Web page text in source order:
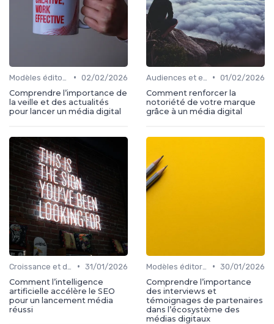
• 02/02/2026
Comprendre l’importance de
la veille et des actualités
pour lancer un média digital
• 01/02/2026
Comment renforcer la
notoriété de votre marque
grâce à un média digital
• 31/01/2026
Comment l’intelligence
artificielle accélère le SEO
pour un lancement média
réussi
• 30/01/2026
Comprendre l’importance
des interviews et
témoignages de partenaires
dans l’écosystème des
médias digitaux